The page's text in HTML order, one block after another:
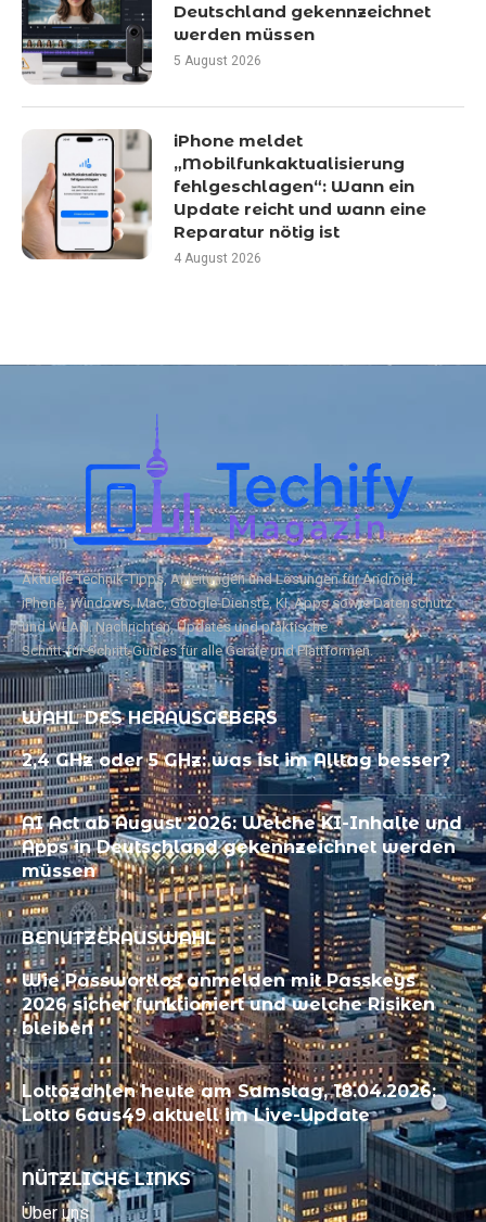
Deutschland gekennzeichnet
werden müssen
5 August 2026
iPhone meldet
„Mobilfunkaktualisierung
fehlgeschlagen“: Wann ein
Update reicht und wann eine
Reparatur nötig ist
4 August 2026
Aktuelle Technik‑Tipps, Anleitungen und Lösungen für Android,
iPhone, Windows, Mac, Google‑Dienste, KI, Apps sowie Datenschutz
und WLAN. Nachrichten, Updates und praktische
Schritt‑für‑Schritt‑Guides für alle Geräte und Plattformen.
WAHL DES HERAUSGEBERS
2,4 GHz oder 5 GHz: was ist im Alltag besser?
AI Act ab August 2026: Welche KI-Inhalte und
Apps in Deutschland gekennzeichnet werden
müssen
BENUTZERAUSWAHL
Wie Passwortlos anmelden mit Passkeys
2026 sicher funktioniert und welche Risiken
bleiben
Lottozahlen heute am Samstag, 18.04.2026:
Lotto 6aus49 aktuell im Live-Update
NÜTZLICHE LINKS
Über uns